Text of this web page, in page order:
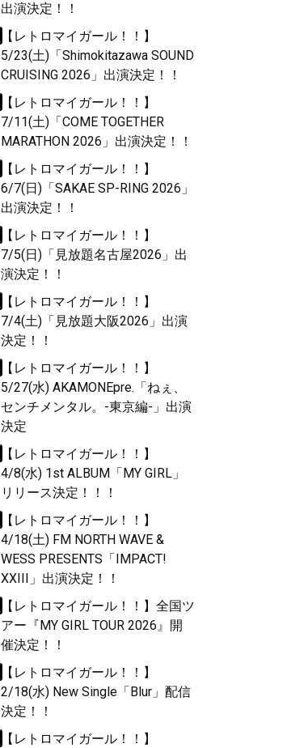
出演決定！！
【レトロマイガール！！】
5/23(土)「Shimokitazawa SOUND
CRUISING 2026」出演決定！！
【レトロマイガール！！】
7/11(土)「COME TOGETHER
MARATHON 2026」出演決定！！
【レトロマイガール！！】
6/7(日)「SAKAE SP-RING 2026」
出演決定！！
【レトロマイガール！！】
7/5(日)「見放題名古屋2026」出
演決定！！
【レトロマイガール！！】
7/4(土)「見放題大阪2026」出演
決定！！
【レトロマイガール！！】
5/27(水) AKAMONEpre.「ねぇ、
センチメンタル。-東京編-」出演
決定
【レトロマイガール！！】
4/8(水) 1st ALBUM「MY GIRL」
リリース決定！！！
【レトロマイガール！！】
4/18(土) FM NORTH WAVE &
WESS PRESENTS「IMPACT!
XXIII」出演決定！！
【レトロマイガール！！】全国ツ
アー『MY GIRL TOUR 2026』開
催決定！！
【レトロマイガール！！】
2/18(水) New Single「Blur」配信
決定！！
【レトロマイガール！！】